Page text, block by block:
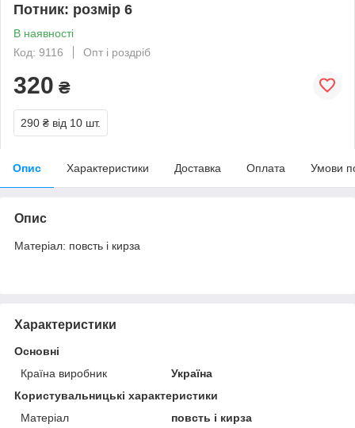
Потник: розмір 6
В наявності
Код: 9116
Опт і роздріб
320 ₴
290 ₴ від 10 шт.
Опис Характеристики Доставка Оплата Умови
Опис
Матеріал: повсть і кирза
Характеристики
Основні
Країна виробник
Україна
Користувальницькі характеристики
Матеріал
повсть і кирза